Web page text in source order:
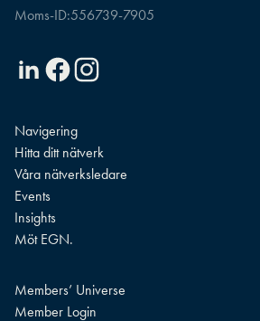
Moms-ID:556739-7905
LinkedinFacebookInstagram
Navigering
Hitta ditt nätverk
Våra nätverksledare
Events
Insights
Möt EGN.
Members’ Universe
Member Login